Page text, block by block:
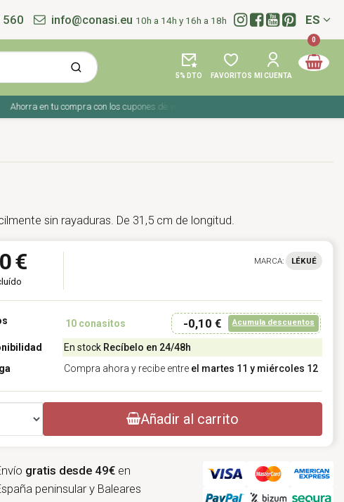
560 info@conasi.eu 10h a 14h y 16h a 18h Idioma:
ES
5% DTO FAVORITOS MI CUENTA
0
Ahorra en tu compra con los cupones de verano ☀️ ¡Del 27 julio al 9 agosto!
sin rayaduras. De 31,5 cm de longitud.
€ MARCA: LÉKUÉ
10conasitos -0,10 € Acumula descuentos
En stock Recíbelo en 24/48h
Compra ahora y recibe entre el martes 11 y miércoles 12
Añadir al carrito
gratis desde 49€ en
peninsular y Baleares